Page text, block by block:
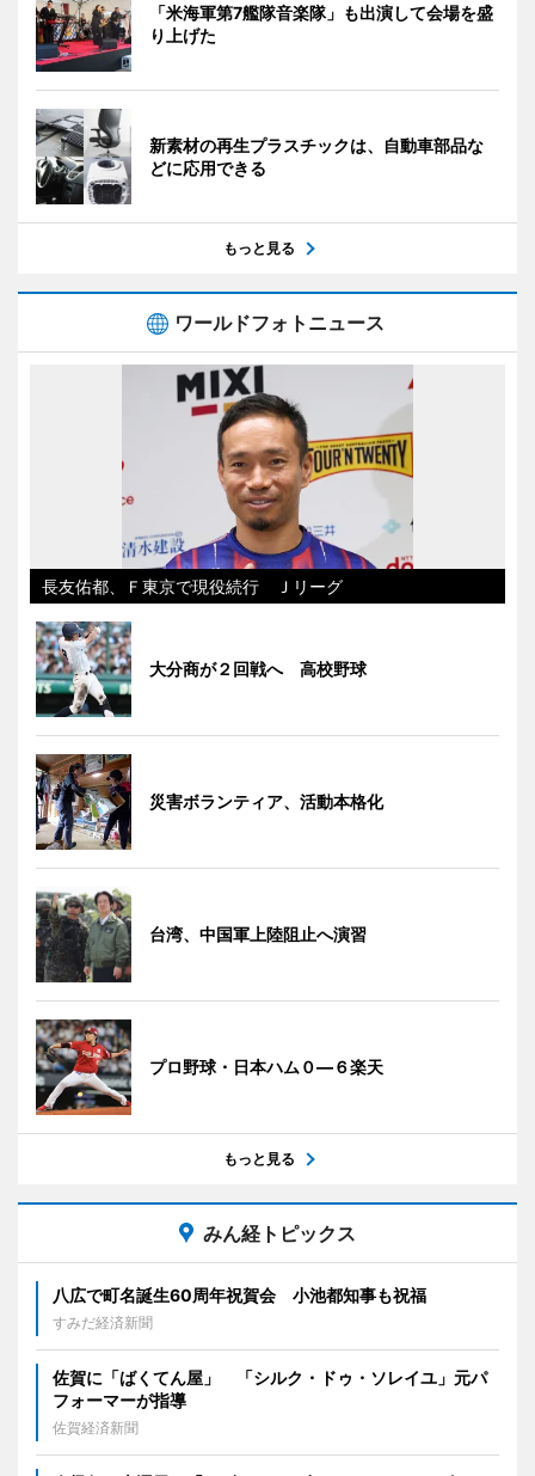
「米海軍第7艦隊音楽隊」も出演して会場を盛
り上げた
新素材の再生プラスチックは、自動車部品な
どに応用できる
もっと見る
ワールドフォトニュース
長友佑都、Ｆ東京で現役続行 Ｊリーグ
大分商が２回戦へ 高校野球
災害ボランティア、活動本格化
台湾、中国軍上陸阻止へ演習
プロ野球・日本ハム０―６楽天
もっと見る
みん経トピックス
八広で町名誕生60周年祝賀会 小池都知事も祝福
すみだ経済新聞
佐賀に「ばくてん屋」 「シルク・ドゥ・ソレイユ」元パ
フォーマーが指導
佐賀経済新聞